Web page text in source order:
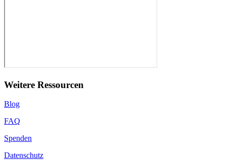
Weitere Ressourcen
Blog
FAQ
Spenden
Datenschutz